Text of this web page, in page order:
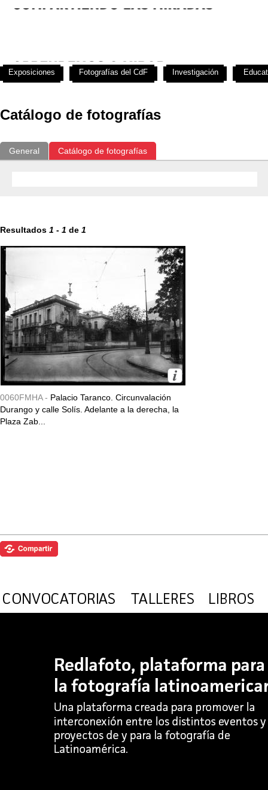
Catálogo de fotografías
General Catálogo de fotografías
Resultados 1 - 1 de 1
0060FMHA - Palacio Taranco. Circunvalación
Durango y calle Solís. Adelante a la derecha, la
Plaza Zab...
Exposiciones Fotografías del CdF Investigación